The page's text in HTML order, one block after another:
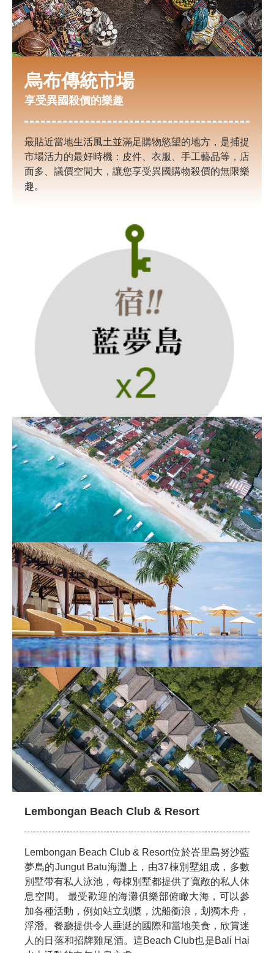
烏布傳統市場
享受異國殺價的樂趣
最貼近當地生活風土並滿足購物慾望的地方，是捕捉
市場活力的最好時機：皮件、衣服、手工藝品等，店
面多、議價空間大，讓您享受異國購物殺價的無限樂
趣。
Lembongan Beach Club & Resort
Lembongan Beach Club & Resort位於峇里島努沙藍
夢島的Jungut Batu海灘上，由37棟別墅組成，多數
別墅帶有私人泳池，每棟別墅都提供了寬敞的私人休
息空間。 最受歡迎的海灘俱樂部俯瞰大海，可以參
加各種活動，例如站立划槳，沈船衝浪，划獨木舟，
浮潛。餐廳提供令人垂涎的國際和當地美食，欣賞迷
人的日落和招牌雞尾酒。這Beach Club也是Bali Hai